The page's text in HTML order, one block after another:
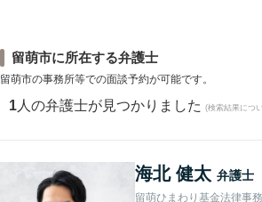
留萌市に所在する弁護士
留萌市の事務所等での面談予約が可能です。
1 人の弁護士が見つかりました (検索結果につ
海北 健太 弁護士
留萌ひまわり基金法律事